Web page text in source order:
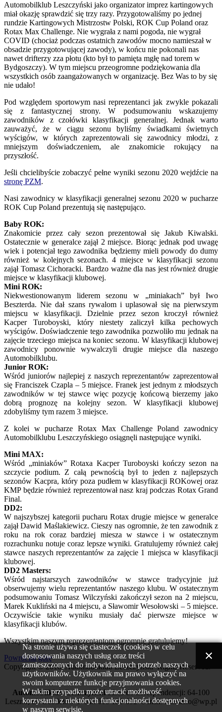
Automobilklub Leszczyński jako organizator imprez kartingowych
miał okazję sprawdzić się trzy razy. Przygotowaliśmy po jednej
rundzie Kartingowych Mistrzostw Polski, ROK Cup Poland oraz
Rotax Max Challenge. Nie wygrała z nami pogoda, nie wygrał
COVID (chociaż podczas ostatnich zawodów mocno namieszał w
obsadzie przygotowującej zawody), w końcu nie pokonali nas
nawet drifterzy zza płotu (kto był to pamięta mgłę nad torem w
Bydgoszczy). W tym miejscu przeogromne podziękowania dla
wszystkich osób zaangażowanych w organizację. Bez Was to by się
nie udało!
Pod względem sportowym nasi reprezentanci jak zwykle pokazali
się z fantastycznej strony. W podsumowaniu wskazujemy
zawodników z czołówki klasyfikacji generalnej. Jednak warto
zauważyć, że w ciągu sezonu byliśmy świadkami świetnych
wyścigów, w których zaprezentowali się zawodnicy młodzi, z
mniejszym doświadczeniem, ale znakomicie rokujący na
przyszłość.
Jeśli chcielibyście zobaczyć pełne wyniki sezonu 2020 wejdźcie na
stronę PZM.
Nasi zawodnicy w klasyfikacji generalnej sezonu 2020 w pucharze
ROK Cup Poland prezentują się następująco.
Baby ROK:
Znakomicie przez cały sezon prezentował się Jakub Kiwalski.
Ostatecznie w generalce zajął 2 miejsce. Biorąc jednak pod uwagę
wiek i potencjał tego zawodnika będziemy mieli powody do dumy
również w kolejnych sezonach. 4 miejsce w klasyfikacji sezonu
zajął Tomasz Cichoracki. Bardzo ważne dla nas jest również drugie
miejsce w klasyfikacji klubowej.
Mini ROK:
Niekwestionowanym liderem sezonu w „miniakach” był Iwo
Beszterda. Nie dał szans rywalom i uplasował się na pierwszym
miejscu w klasyfikacji. Dzielnie przez sezon kroczył również
Kacper Turoboyski, który niestety zaliczył kilka pechowych
wyścigów. Doświadczenie tego zawodnika pozwoliło mu jednak na
zajęcie trzeciego miejsca na koniec sezonu. W klasyfikacji klubowej
zawodnicy ponownie wywalczyli drugie miejsce dla naszego
Automobilklubu.
Junior ROK:
Wśród juniorów najlepiej z naszych reprezentantów zaprezentował
się Franciszek Czapla – 5 miejsce. Franek jest jednym z młodszych
zawodników w tej stawce więc pozycję końcową bierzemy jako
dobrą prognozę na kolejny sezon. W klasyfikacji klubowej
zdobyliśmy tym razem 3 miejsce.
Z kolei w pucharze Rotax Max Challenge Poland zawodnicy
Automobilklubu Leszczyńskiego osiągnęli następujące wyniki.
Mini MAX:
Wśród „miniaków” Rotaxa Kacper Turoboyski kończy sezon na
szczycie podium. Z całą pewnością był to jeden z najlepszych
sezonów Kacpra, który poza pudłem w klasyfikacji ROKowej oraz
KMP będzie również reprezentował nasz kraj podczas Rotax Grand
Final.
DD2:
W najszybszej kategorii pucharu Rotax drugie miejsce w generalce
zajął Dawid Maślakiewicz. Cieszy nas ogromnie, że ten zawodnik z
roku na rok coraz bardziej miesza w stawce i w ostatecznym
rozrachunku notuje coraz lepsze wyniki. Gratulujemy również całej
stawce naszych reprezentantów za zajęcie 1 miejsca w klasyfikacji
klubowej.
DD2 Masters:
Wśród najstarszych zawodników w stawce tradycyjnie już
obserwujemy wielu reprezentantów naszego klubu. W ostatecznym
podsumowaniu Tomasz Wilczyński zakończył sezon na 2 miejscu,
Marek Kukliński na 4 miejscu, a Sławomir Wesołowski – 5 miejsce.
Oczywiście takie wyniku musiały dać pierwsze miejsce w
klasyfikacji klubów.
Wszystkim naszym reprezentantom ogromnie gratulujemy!
Powrót na górę
Copyright © 2018. Automobilklub Leszczyński Rights Reserved.
Automobilklub Leszczyńskiadres do korespondencji: 64-100
Leszno, ul. Geodetów 1 tel.: 609 120 692 e-mail: akleszno@wp.pl
Na stronie używa się ciasteczek (cookies) w celu
dostosowania naszych usług oraz treści
zamieszczonych do indywidualnych potrzeb naszych
użytkowników. Użytkownik ma prawo wyłączyć na
swoim komputerze funkcje przyjmowania cookies.
W takim przypadku może utracić możliwość
korzystania z niektórych funkcjonalności dostępnych
w naszym serwisie.